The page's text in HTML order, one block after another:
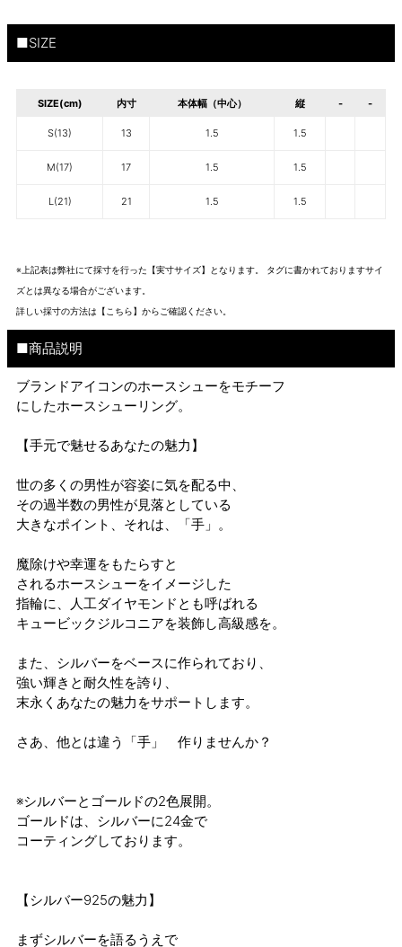
■SIZE
SIZE(cm) 内寸 本体幅（中心） 縦 - -
S(13) 13 1.5 1.5
M(17) 17 1.5 1.5
L(21) 21 1.5 1.5
※上記表は弊社にて採寸を行った【実寸サイズ】となります。 タグに書かれておりますサイ
ズとは異なる場合がございます。
詳しい採寸の方法は 【こちら】から ご確認ください。
■商品説明
ブランドアイコンのホースシューをモチーフ
にしたホースシューリング。
【手元で魅せるあなたの魅力】
世の多くの男性が容姿に気を配る中、
その過半数の男性が見落としている
大きなポイント、それは、「手」。
魔除けや幸運をもたらすと
されるホースシューをイメージした
指輪に、人工ダイヤモンドとも呼ばれる
キュービックジルコニアを装飾し高級感を。
また、シルバーをベースに作られており、
強い輝きと耐久性を誇り、
末永くあなたの魅力をサポートします。
さあ、他とは違う「手」 作りませんか？
※シルバーとゴールドの2色展開。
ゴールドは、シルバーに24金で
コーティングしております。
【シルバー925の魅力】
まずシルバーを語るうえで